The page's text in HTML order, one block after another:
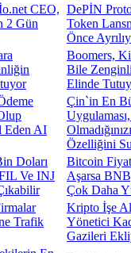
DePİN
Token
Önce
Boomers,
Bile
Elinde
Çin`in En
Özelliğini
Bitcoin
Aşarsa
Çok Daha
Kripto İşe
Yönetici
Gazileri